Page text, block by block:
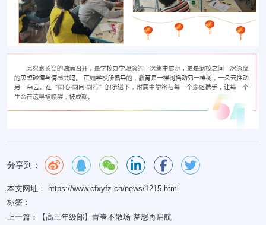
分享到：
本文网址： https://www.cfxyfz.cn/news/1215.html
标签：
上一篇：
【高三年级部】青春不散场 梦想再启航